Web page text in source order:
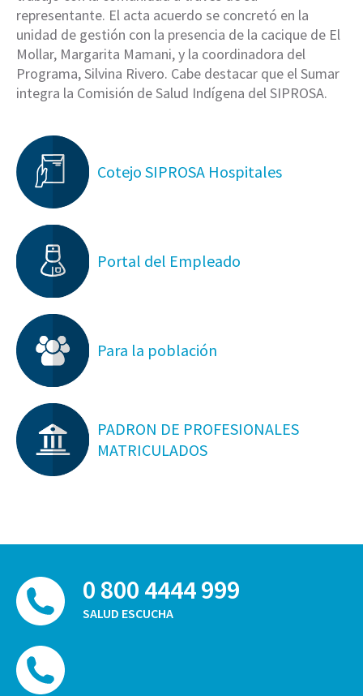
representante. El acta acuerdo se concretó en la
unidad de gestión con la presencia de la cacique de El
Mollar, Margarita Mamani, y la coordinadora del
Programa, Silvina Rivero. Cabe destacar que el Sumar
integra la Comisión de Salud Indígena del SIPROSA.
Cotejo SIPROSA Hospitales
Portal del Empleado
Para la población
PADRON DE PROFESIONALES
MATRICULADOS
0 800 4444 999
SALUD ESCUCHA